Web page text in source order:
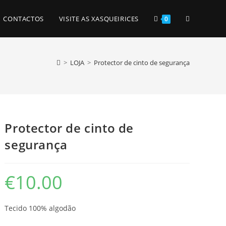
CONTACTOS VISITE AS XASQUEIRICES 0 TOGGLE
> LOJA > Protector de cinto de segurança
Protector de cinto de
segurança
€10.00
Tecido 100% algodão